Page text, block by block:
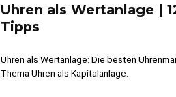
Uhren als Wertanlage |
Tipps
Uhren als Wertanlage: Die besten
Thema Uhren als Kapitalanlage.